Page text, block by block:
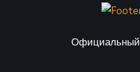
Официальный